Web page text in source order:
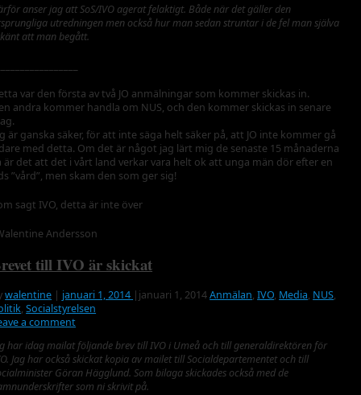
anser jag att SoS/IVO agerat felaktigt. Både när det gäller den
utredningen men också hur man sedan struntar i de fel man själva
att man begått.
var den första av två JO anmälningar som kommer skickas in.
andra kommer handla om NUS, och den kommer skickas in senare
är ganska säker, för att inte säga helt säker på, att JO inte kommer gå
med detta. Om det är något jag lärt mig de senaste 15 månaderna
är det att det i vårt land verkar vara helt ok att unga män dör efter en
”vård”, men skam den som ger sig!
sagt IVO, detta är inte över
Andersson
till IVO är skickat
walentine | januari 1, 2014 | januari 1, 2014Anmälan,IVO, Media, NUS,
,Socialstyrelsen
a comment
har idag mailat följande brev till IVO i Umeå och till generaldirektören för
Jag har också skickat kopia av mailet till Socialdepartementet och till
Göran Hägglund. Som bilaga skickades också med de
som ni skrivit på.